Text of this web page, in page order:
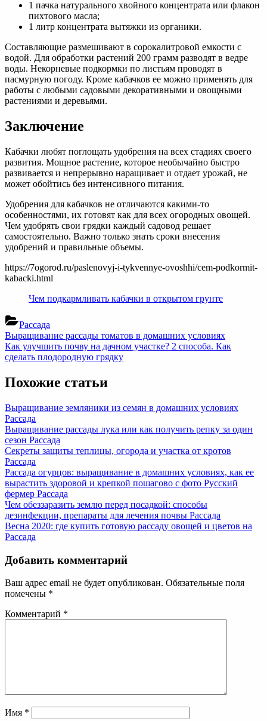
1 пачка натурального хвойного концентрата или флакон
пихтового масла;
1 литр концентрата вытяжки из органики.
Составляющие размешивают в сорокалитровой емкости с
водой. Для обработки растений 200 грамм разводят в ведре
воды. Некорневые подкормки по листьям проводят в
пасмурную погоду. Кроме кабачков ее можно применять для
работы с любыми садовыми декоративными и овощными
растениями и деревьями.
Заключение
Кабачки любят поглощать удобрения на всех стадиях своего
развития. Мощное растение, которое необычайно быстро
развивается и непрерывно наращивает и отдает урожай, не
может обойтись без интенсивного питания.
Удобрения для кабачков не отличаются какими-то
особенностями, их готовят как для всех огородных овощей.
Чем удобрять свои грядки каждый садовод решает
самостоятельно. Важно только знать сроки внесения
удобрений и правильные объемы.
https://7ogorod.ru/paslenovyj-i-tykvennye-ovoshhi/cem-podkormit-
kabacki.html
Чем подкармливать кабачки в открытом грунте
Рассада
Навигация
по
Previous
Post:
Выращивание рассады томатов в домашних условиях
Next
Post:
Как улучшить почву на дачном участке? 2 способа. Как
сделать плодородную грядку
Похожие статьи
Выращивание земляники из семян в домашних условиях
Рассада
Выращивание рассады лука или как получить репку за один
сезон Рассада
Секреты защиты теплицы, огорода и участка от кротов
Рассада
Рассада огурцов: выращивание в домашних условиях, как ее
вырастить здоровой и крепкой пошагово с фото Русский
фермер Рассада
Чем обеззаразить землю перед посадкой: способы
дезинфекции, препараты для лечения почвы Рассада
Весна 2020: где купить готовую рассаду овощей и цветов на
Рассада
Добавить комментарий
Ваш адрес email не будет опубликован. Обязательные поля
помечены *
Комментарий *
Имя *